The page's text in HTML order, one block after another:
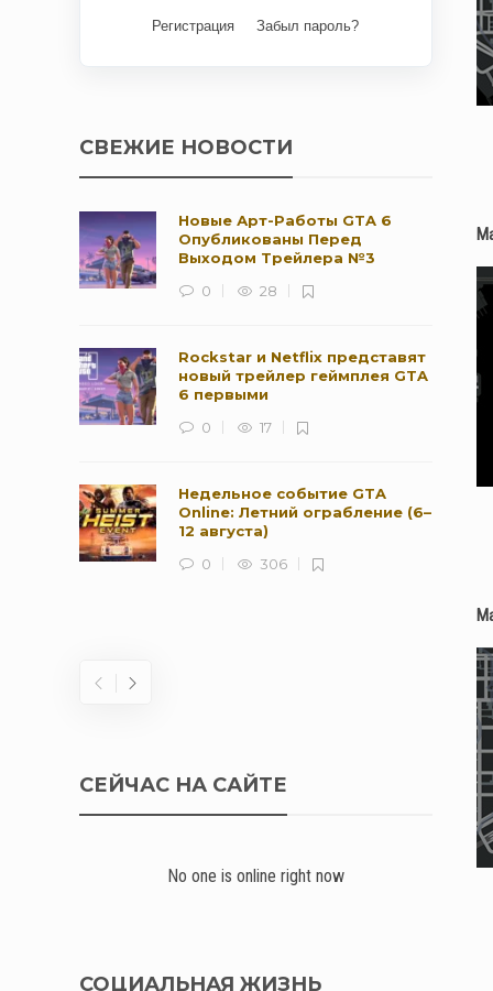
Регистрация Забыл пароль?
СВЕЖИЕ НОВОСТИ
Новые Арт-Работы GTA 6
Опубликованы Перед
Выходом Трейлера №3
0
28
Rockstar и Netflix представят
новый трейлер геймплея GTA
6 первыми
0
17
Недельное событие GTA
Online: Летний ограбление (6–
12 августа)
0
306
СЕЙЧАС НА САЙТЕ
No one is online right now
СОЦИАЛЬНАЯ ЖИЗНЬ